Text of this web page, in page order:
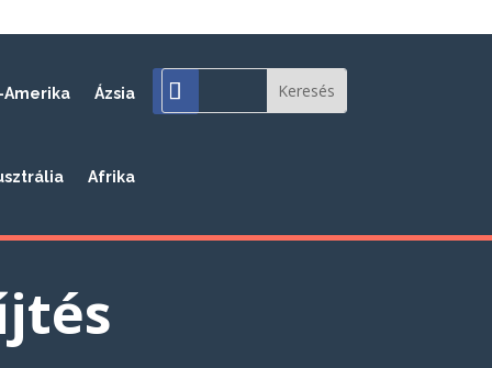
Amerika Ázsia
Afrika